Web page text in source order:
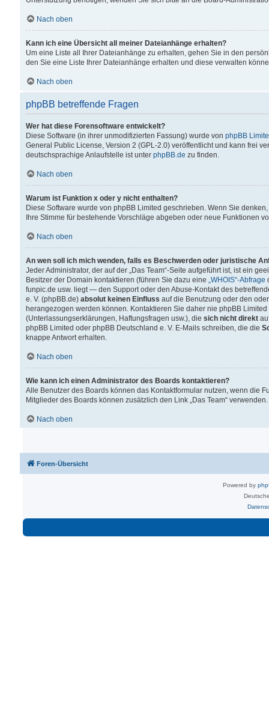
Nach oben
Kann ich eine Übersicht all meiner Dateianhänge erhalten?
Um eine Liste all Ihrer Dateianhänge zu erhalten, gehen Sie in den
den Sie eine Liste Ihrer Dateianhänge erhalten und diese verwalten
Nach oben
phpBB betreffende Fragen
Wer hat diese Forensoftware entwickelt?
Diese Software (in ihrer unmodifizierten Fassung) wurde von phpBB
General Public License, Version 2 (GPL-2.0) veröffentlicht und kann frei
deutschsprachige Anlaufstelle ist unter phpBB.de zu finden.
Nach oben
Warum ist Funktion x oder y nicht enthalten?
Diese Software wurde von phpBB Limited geschrieben. Wenn Sie
Ihre Stimme für bestehende Vorschläge abgeben oder neue Funktionen
Nach oben
An wen soll ich mich wenden, falls es Beschwerden oder juristische
Jeder Administrator, der auf der „Das Team“-Seite aufgeführt ist, ist ein
Besitzer der Domain kontaktieren (führen Sie dazu eine „WHOIS“-Abfrage
funpic.de usw. liegt — den Support oder den Abuse-Kontakt des
e. V. (phpBB.de) absolut keinen Einfluss auf die Benutzung oder den
herangezogen werden können. Kontaktieren Sie daher nie phpBB
(Unterlassungserklärungen, Haftungsfragen usw.), die sich nicht direkt
phpBB Limited oder phpBB Deutschland e. V. E-Mails schreiben, die die
knappe Antwort erhalten.
Nach oben
Wie kann ich einen Administrator des Boards kontaktieren?
Alle Benutzer des Boards können das Kontaktformular nutzen, wenn die
Mitglieder des Boards können zusätzlich den Link „Das Team“ verwenden.
Nach oben
Foren-Übersicht
Powered by